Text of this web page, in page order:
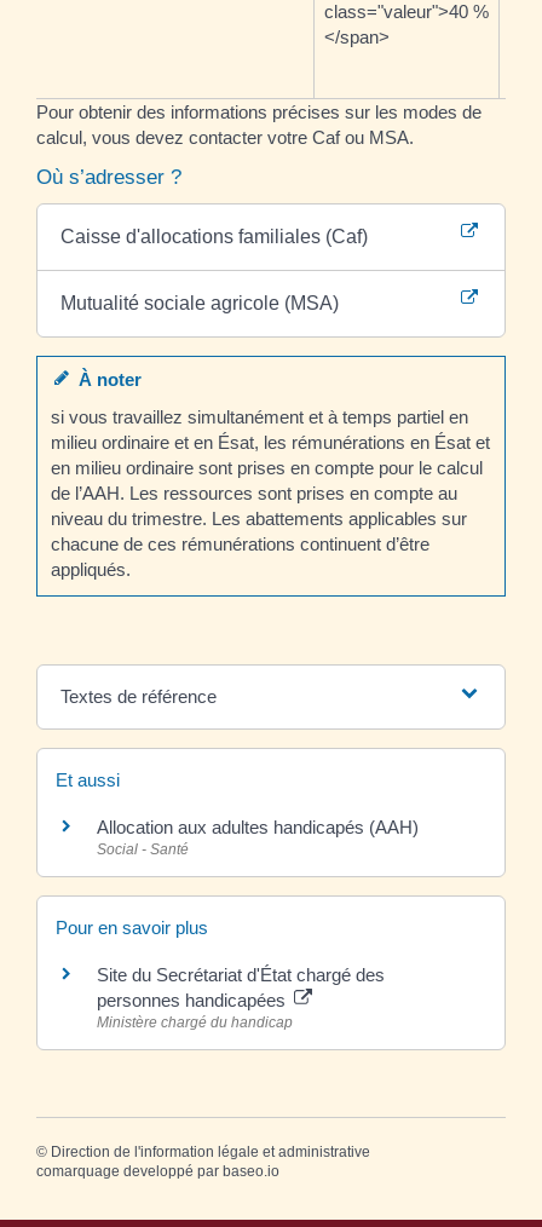
class="valeur">40 %
</span>
Pour obtenir des informations précises sur les modes de
calcul, vous devez contacter votre Caf ou MSA.
Où s’adresser ?
Caisse d'allocations familiales (Caf)
Mutualité sociale agricole (MSA)
À noter
si vous travaillez simultanément et à temps partiel en
milieu ordinaire et en Ésat, les rémunérations en Ésat et
en milieu ordinaire sont prises en compte pour le calcul
de l’AAH. Les ressources sont prises en compte au
niveau du trimestre. Les abattements applicables sur
chacune de ces rémunérations continuent d’être
appliqués.
Textes de référence
Et aussi
Allocation aux adultes handicapés (AAH)
Social - Santé
Pour en savoir plus
Site du Secrétariat d'État chargé des
personnes handicapées
Ministère chargé du handicap
© Direction de l'information légale et administrative
comarquage developpé par baseo.io